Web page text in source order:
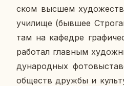
ском высшем
учи­ли­ще (бывшее
там на ка­фед­ре
ра­бо­тал глав­ным
ду­на­род­ных
об­ществ дружбы и